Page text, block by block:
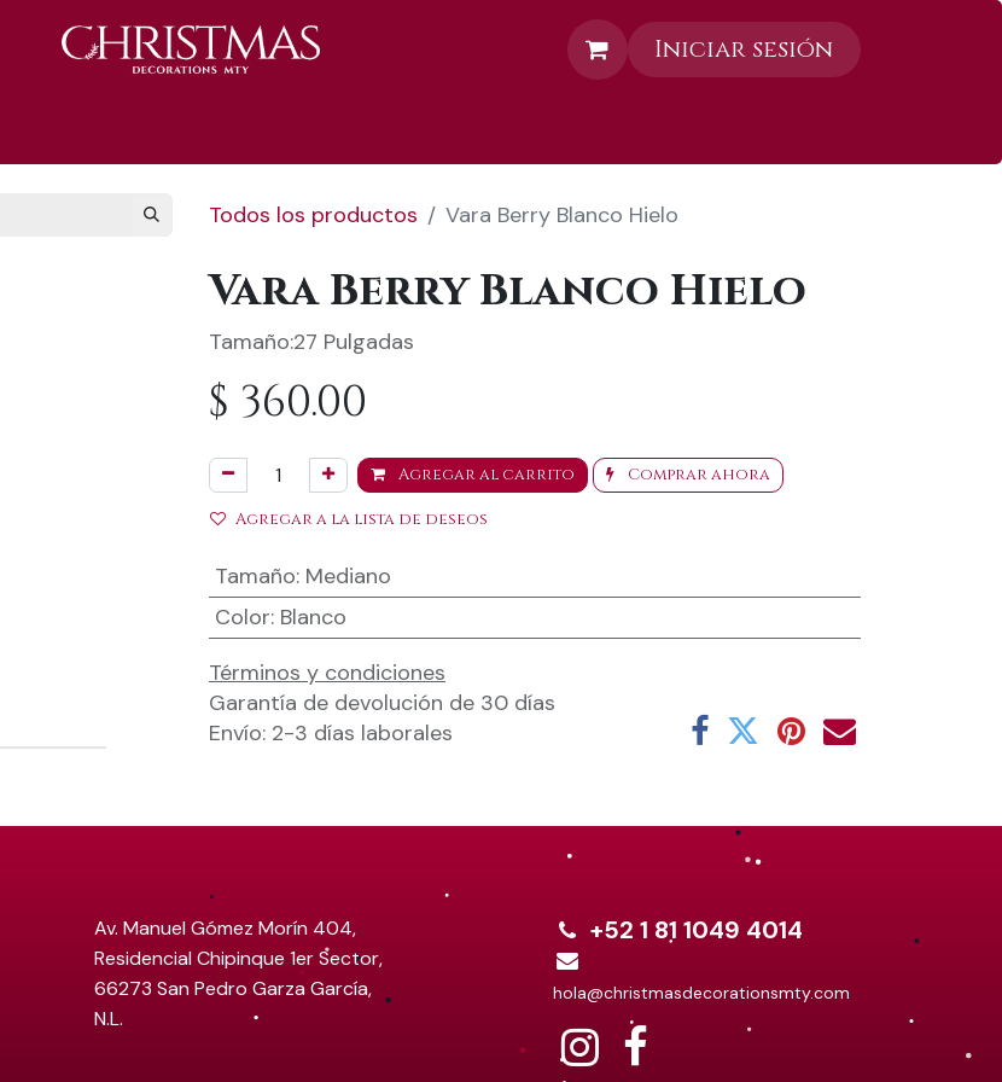
Iniciar sesión
Todos los productos Vara Berry Blanco Hielo
Vara Berry Blanco Hielo
Tamaño:27 Pulgadas
$ 360.00
Agregar al carrito Comprar ahora
Agregar a la lista de deseos
Tamaño: Mediano
Color: Blanco
Términos y condiciones
Garantía de devolución de 30 días
Envío: 2-3 días laborales
Av. Manuel Gómez Morín 404,
Residencial Chipinque 1er Sector,
66273 San Pedro Garza García,
N.L.
+52 1 81 1049 4014
hola@christmasdecorationsmty.com